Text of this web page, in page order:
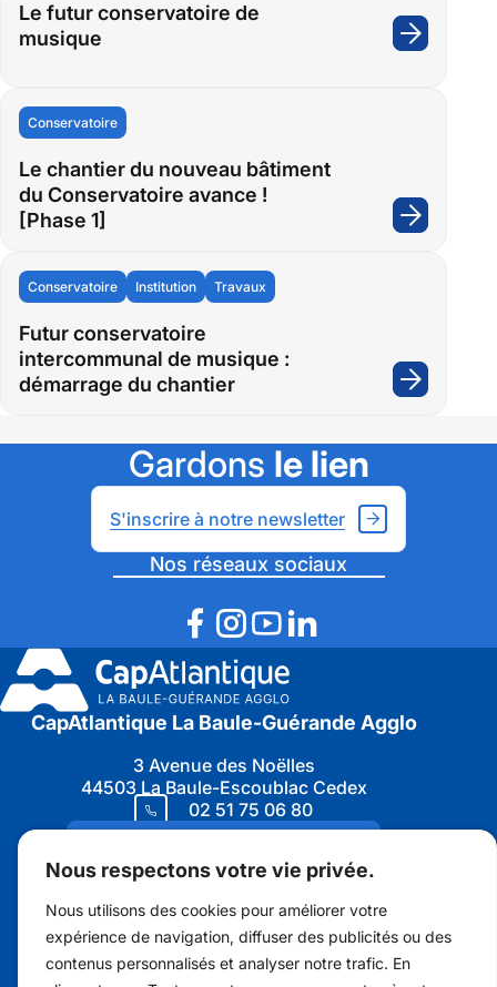
Nous respectons votre vie privée.
Nous utilisons des cookies pour améliorer votre
expérience de navigation, diffuser des publicités ou des
contenus personnalisés et analyser notre trafic. En
Le futur conservatoire de
musique
:
Le chantier du nouveau bâtiment
du Conservatoire avance !
[Phase 1]
Conservatoire
:
du
avance
Futur conservatoire
intercommunal de musique :
démarrage du chantier
Conservatoire Institution Travaux
:
Gardons le lien
S'inscrire à notre newsletter
Nos réseaux sociaux
CapAtlantique La Baule-Guérande Agglo
3 Avenue des Noëlles
44503 La Baule-Escoublac Cedex
02 51 75 06 80
Marchés publics